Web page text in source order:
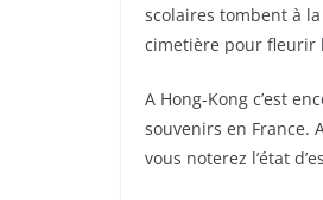
scolaires tombent à
cimetière pour fleurir
A Hong-Kong c’est
souvenirs en France.
vous noterez l’état